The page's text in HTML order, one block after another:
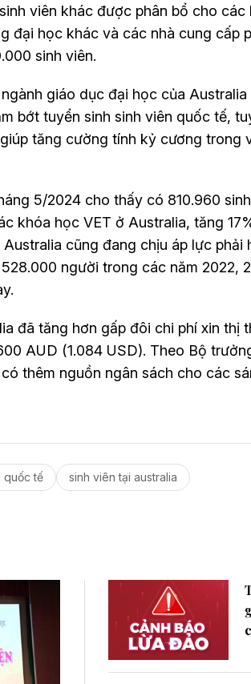
viên khác được phân bổ cho
đại học khác và các nhà cung cấp
sinh viên.
giáo dục đại học của Australia
bớt tuyển sinh sinh viên quốc tế,
tăng cường tính kỷ cương trong
5/2024 cho thấy có 810.960
khóa học VET ở Australia, tăng
cũng đang chịu áp lực phải
người trong các năm 2022,
đã tăng hơn gấp đôi chi phí xin thị
AUD (1.084 USD). Theo Bộ
thêm nguồn ngân sách cho các
quốc tế sinh viên tại australia